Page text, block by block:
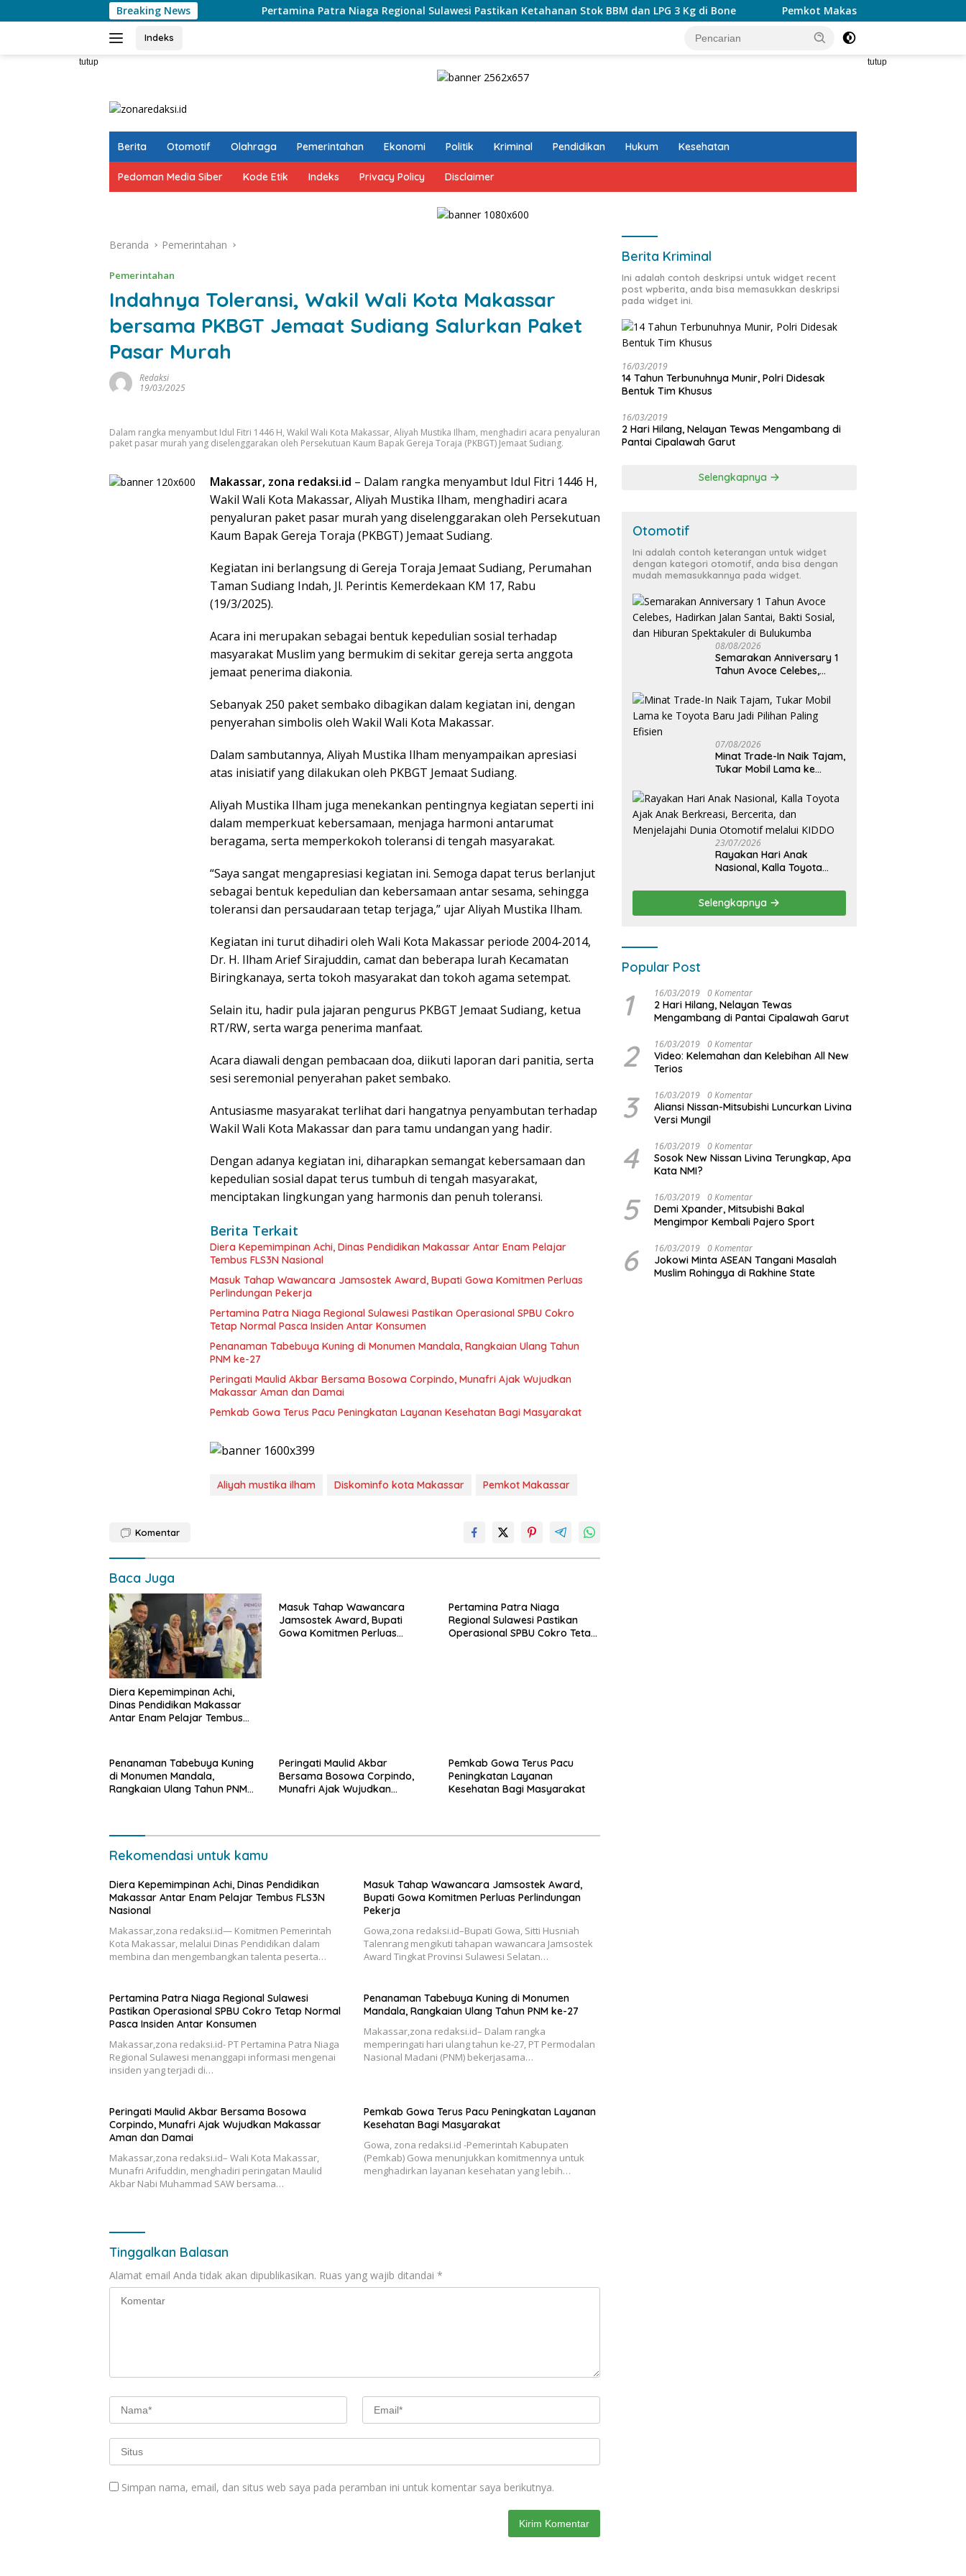
ke
Breaking NewsPertamina Patra Niaga Regional Sulawesi Pastikan Ketahanan Stok BBM dan LPG 3 Kg di Bone Pemkot Makassar Perkuat Sinergi dengan
Indeks
tutup tutup
Berita Otomotif Olahraga Pemerintahan Ekonomi Politik Kriminal Pendidikan Hukum Kesehatan
Pedoman Media Siber Kode Etik Indeks Privacy Policy Disclaimer
Beranda Pemerintahan
Pemerintahan
Indahnya Toleransi, Wakil Wali Kota Makassar
bersama PKBGT Jemaat Sudiang Salurkan Paket
Pasar Murah
Redaksi
19/03/2025
Dalam rangka menyambut Idul Fitri 1446 H, Wakil Wali Kota Makassar, Aliyah Mustika Ilham, menghadiri acara penyaluran
paket pasar murah yang diselenggarakan oleh Persekutuan Kaum Bapak Gereja Toraja (PKBGT) Jemaat Sudiang.
Makassar, zona redaksi.id – Dalam rangka menyambut Idul Fitri 1446 H,
Wakil Wali Kota Makassar, Aliyah Mustika Ilham, menghadiri acara
penyaluran paket pasar murah yang diselenggarakan oleh Persekutuan
Kaum Bapak Gereja Toraja (PKBGT) Jemaat Sudiang.
Kegiatan ini berlangsung di Gereja Toraja Jemaat Sudiang, Perumahan
Taman Sudiang Indah, Jl. Perintis Kemerdekaan KM 17, Rabu
(19/3/2025).
Acara ini merupakan sebagai bentuk kepedulian sosial terhadap
masyarakat Muslim yang bermukim di sekitar gereja serta anggota
jemaat penerima diakonia.
Sebanyak 250 paket sembako dibagikan dalam kegiatan ini, dengan
penyerahan simbolis oleh Wakil Wali Kota Makassar.
Dalam sambutannya, Aliyah Mustika Ilham menyampaikan apresiasi
atas inisiatif yang dilakukan oleh PKBGT Jemaat Sudiang.
Aliyah Mustika Ilham juga menekankan pentingnya kegiatan seperti ini
dalam memperkuat kebersamaan, menjaga harmoni antarumat
beragama, serta memperkokoh toleransi di tengah masyarakat.
“Saya sangat mengapresiasi kegiatan ini. Semoga dapat terus berlanjut
sebagai bentuk kepedulian dan kebersamaan antar sesama, sehingga
toleransi dan persaudaraan tetap terjaga,” ujar Aliyah Mustika Ilham.
Kegiatan ini turut dihadiri oleh Wali Kota Makassar periode 2004-2014,
Dr. H. Ilham Arief Sirajuddin, camat dan beberapa lurah Kecamatan
Biringkanaya, serta tokoh masyarakat dan tokoh agama setempat.
Selain itu, hadir pula jajaran pengurus PKBGT Jemaat Sudiang, ketua
RT/RW, serta warga penerima manfaat.
Acara diawali dengan pembacaan doa, diikuti laporan dari panitia, serta
sesi seremonial penyerahan paket sembako.
Antusiasme masyarakat terlihat dari hangatnya penyambutan terhadap
Wakil Wali Kota Makassar dan para tamu undangan yang hadir.
Dengan adanya kegiatan ini, diharapkan semangat kebersamaan dan
kepedulian sosial dapat terus tumbuh di tengah masyarakat,
menciptakan lingkungan yang harmonis dan penuh toleransi.
Berita Terkait
Diera Kepemimpinan Achi, Dinas Pendidikan Makassar Antar Enam Pelajar
Tembus FLS3N Nasional
Masuk Tahap Wawancara Jamsostek Award, Bupati Gowa Komitmen Perluas
Perlindungan Pekerja
Pertamina Patra Niaga Regional Sulawesi Pastikan Operasional SPBU Cokro
Tetap Normal Pasca Insiden Antar Konsumen
Penanaman Tabebuya Kuning di Monumen Mandala, Rangkaian Ulang Tahun
PNM ke-27
Peringati Maulid Akbar Bersama Bosowa Corpindo, Munafri Ajak Wujudkan
Makassar Aman dan Damai
Pemkab Gowa Terus Pacu Peningkatan Layanan Kesehatan Bagi Masyarakat
Aliyah mustika ilham Diskominfo kota Makassar Pemkot Makassar
Komentar
Baca Juga
Diera Kepemimpinan Achi,
Dinas Pendidikan Makassar
Antar Enam Pelajar Tembus
Masuk Tahap Wawancara
Jamsostek Award, Bupati
Gowa Komitmen Perluas
Pertamina Patra Niaga
Regional Sulawesi Pastikan
Operasional SPBU Cokro Tetap
Penanaman Tabebuya Kuning
di Monumen Mandala,
Rangkaian Ulang Tahun PNM
Peringati Maulid Akbar
Bersama Bosowa Corpindo,
Munafri Ajak Wujudkan
Pemkab Gowa Terus Pacu
Peningkatan Layanan
Kesehatan Bagi Masyarakat
Rekomendasi untuk kamu
Diera Kepemimpinan Achi, Dinas Pendidikan
Makassar Antar Enam Pelajar Tembus FLS3N
Nasional
Makassar,zona redaksi.id— Komitmen Pemerintah
Kota Makassar, melalui Dinas Pendidikan dalam
membina dan mengembangkan talenta peserta…
Masuk Tahap Wawancara Jamsostek Award,
Bupati Gowa Komitmen Perluas Perlindungan
Pekerja
Gowa,zona redaksi.id–Bupati Gowa, Sitti Husniah
Talenrang mengikuti tahapan wawancara Jamsostek
Award Tingkat Provinsi Sulawesi Selatan…
Pertamina Patra Niaga Regional Sulawesi
Pastikan Operasional SPBU Cokro Tetap Normal
Pasca Insiden Antar Konsumen
Makassar,zona redaksi.id- PT Pertamina Patra Niaga
Regional Sulawesi menanggapi informasi mengenai
insiden yang terjadi di…
Penanaman Tabebuya Kuning di Monumen
Mandala, Rangkaian Ulang Tahun PNM ke-27
Makassar,zona redaksi.id– Dalam rangka
memperingati hari ulang tahun ke-27, PT Permodalan
Nasional Madani (PNM) bekerjasama…
Peringati Maulid Akbar Bersama Bosowa
Corpindo, Munafri Ajak Wujudkan Makassar
Aman dan Damai
Makassar,zona redaksi.id– Wali Kota Makassar,
Munafri Arifuddin, menghadiri peringatan Maulid
Akbar Nabi Muhammad SAW bersama…
Pemkab Gowa Terus Pacu Peningkatan Layanan
Kesehatan Bagi Masyarakat
Gowa, zona redaksi.id -Pemerintah Kabupaten
(Pemkab) Gowa menunjukkan komitmennya untuk
menghadirkan layanan kesehatan yang lebih…
Tinggalkan Balasan
Alamat email Anda tidak akan dipublikasikan. Ruas yang wajib ditandai *
Simpan nama, email, dan situs web saya pada peramban ini untuk komentar saya berikutnya.
Berita Kriminal
Ini adalah contoh deskripsi untuk widget recent
post wpberita, anda bisa memasukkan deskripsi
pada widget ini.
16/03/2019
14 Tahun Terbunuhnya Munir, Polri Didesak
Bentuk Tim Khusus
16/03/2019
2 Hari Hilang, Nelayan Tewas Mengambang di
Pantai Cipalawah Garut
Selengkapnya
Otomotif
Ini adalah contoh keterangan untuk widget
dengan kategori otomotif, anda bisa dengan
mudah memasukkannya pada widget.
08/08/2026
Semarakan Anniversary 1
Tahun Avoce Celebes,
Bakti Sosial, dan Hiburan
Spektakuler di Bulukumba
07/08/2026
Minat Trade-In Naik Tajam,
Tukar Mobil Lama ke
Paling Efisien
23/07/2026
Rayakan Hari Anak
Nasional, Kalla Toyota
Bercerita, dan Menjelajahi
Dunia Otomotif melalui
KIDDO
Selengkapnya
Popular Post
1 16/03/2019 0 Komentar
2 Hari Hilang, Nelayan Tewas
Mengambang di Pantai Cipalawah Garut
2 16/03/2019 0 Komentar
Video: Kelemahan dan Kelebihan All New
Terios
3 16/03/2019 0 Komentar
Aliansi Nissan-Mitsubishi Luncurkan Livina
Versi Mungil
4 16/03/2019 0 Komentar
Sosok New Nissan Livina Terungkap, Apa
Kata NMI?
5 16/03/2019 0 Komentar
Demi Xpander, Mitsubishi Bakal
Mengimpor Kembali Pajero Sport
6 16/03/2019 0 Komentar
Jokowi Minta ASEAN Tangani Masalah
Muslim Rohingya di Rakhine State